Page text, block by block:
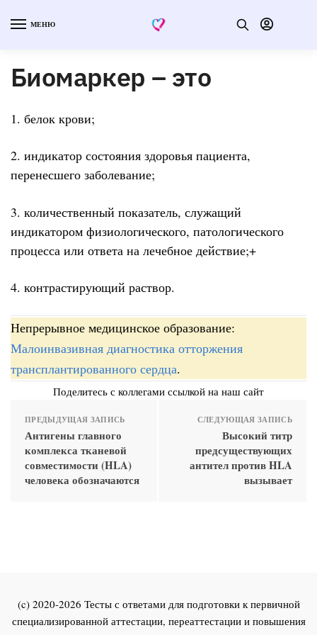
МЕНЮ
Биомаркер – это
1. белок крови;
2. индикатор состояния здоровья пациента,
перенесшего заболевание;
3. количественный показатель, служащий
индикатором физиологического, патологического
процесса или ответа на лечебное действие;+
4. контрастирующий раствор.
Непрерывное медицинское образование:
Малоинвазивная диагностика отторжения
трансплантированного сердца.
Поделитесь с коллегами ссылкой на наш сайт
ПРЕДЫДУЩАЯ ЗАПИСЬ
Антигены главного
комплекса тканевой
совместимости (HLA)
человека обозначаются
СЛЕДУЮЩАЯ ЗАПИСЬ
Высокий титр
предсуществующих
антител против HLA
вызывает
(c) 2020-2026 Тесты с ответами для подготовки к первичной
специализированной аттестации, переаттестации и повышения